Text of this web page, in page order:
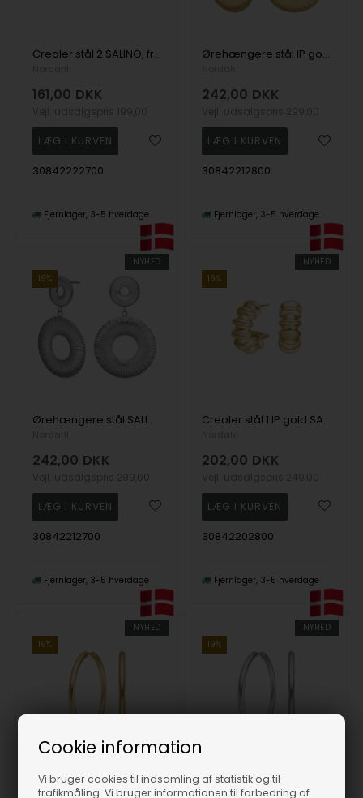
Cookie information
Vi bruger cookies til indsamling af statistik og til
trafikmåling. Vi bruger informationen til forbedring af
Creoler stål 2 SALINO, fra Nordahl
161,00 DKK
30842222700
Fjernlager 3-5 hverdage
Ørehængere stål IP gold SALINO, fra Nordahl
242,00 DKK
30842212800
Fjernlager 3-5 hverdage
NYHED
19%
Ørehængere stål SALINO, fra Nordahl
242,00 DKK
30842212700
Fjernlager 3-5 hverdage
NYHED
19%
Creoler stål 1 IP gold SALINO, fra Nordahl
202,00 DKK
30842202800
Fjernlager 3-5 hverdage
NYHED
19%
Creoler stål 35mm IP gold CALMA, fra Nordahl
NYHED
19%